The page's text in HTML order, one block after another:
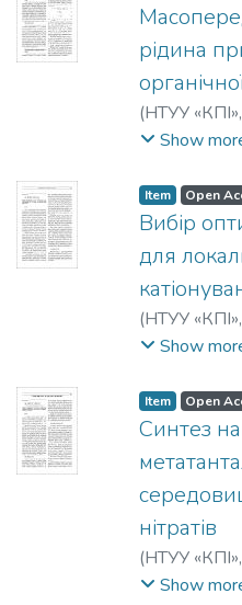
рідина
(НТУУ «КПІ»,
Олексійович
Петров,
Show
Item Open
Вибір
для
(НТУУ «КПІ»,
Євгенівна;
Стендер,
Show
Item Open
Синтез
нітратів
(НТУУ «КПІ»,
Олександр
Show